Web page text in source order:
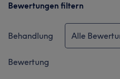
Bewertungen filtern
Behandlung Alle
Bewertung